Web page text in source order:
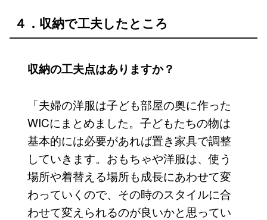
４．収納で工夫したところ
収納の工夫点はありますか？
「夫婦の洋服は子ども部屋の奥に作った
WICにまとめました。子どもたちの物は
基本的には必要があれば置き家具で調整
していきます。おもちゃや洋服は、使う
場所や着替える場所も成長にあわせて変
わっていくので、その時のスタイルに合
わせて変えられるのが良いかと思ってい